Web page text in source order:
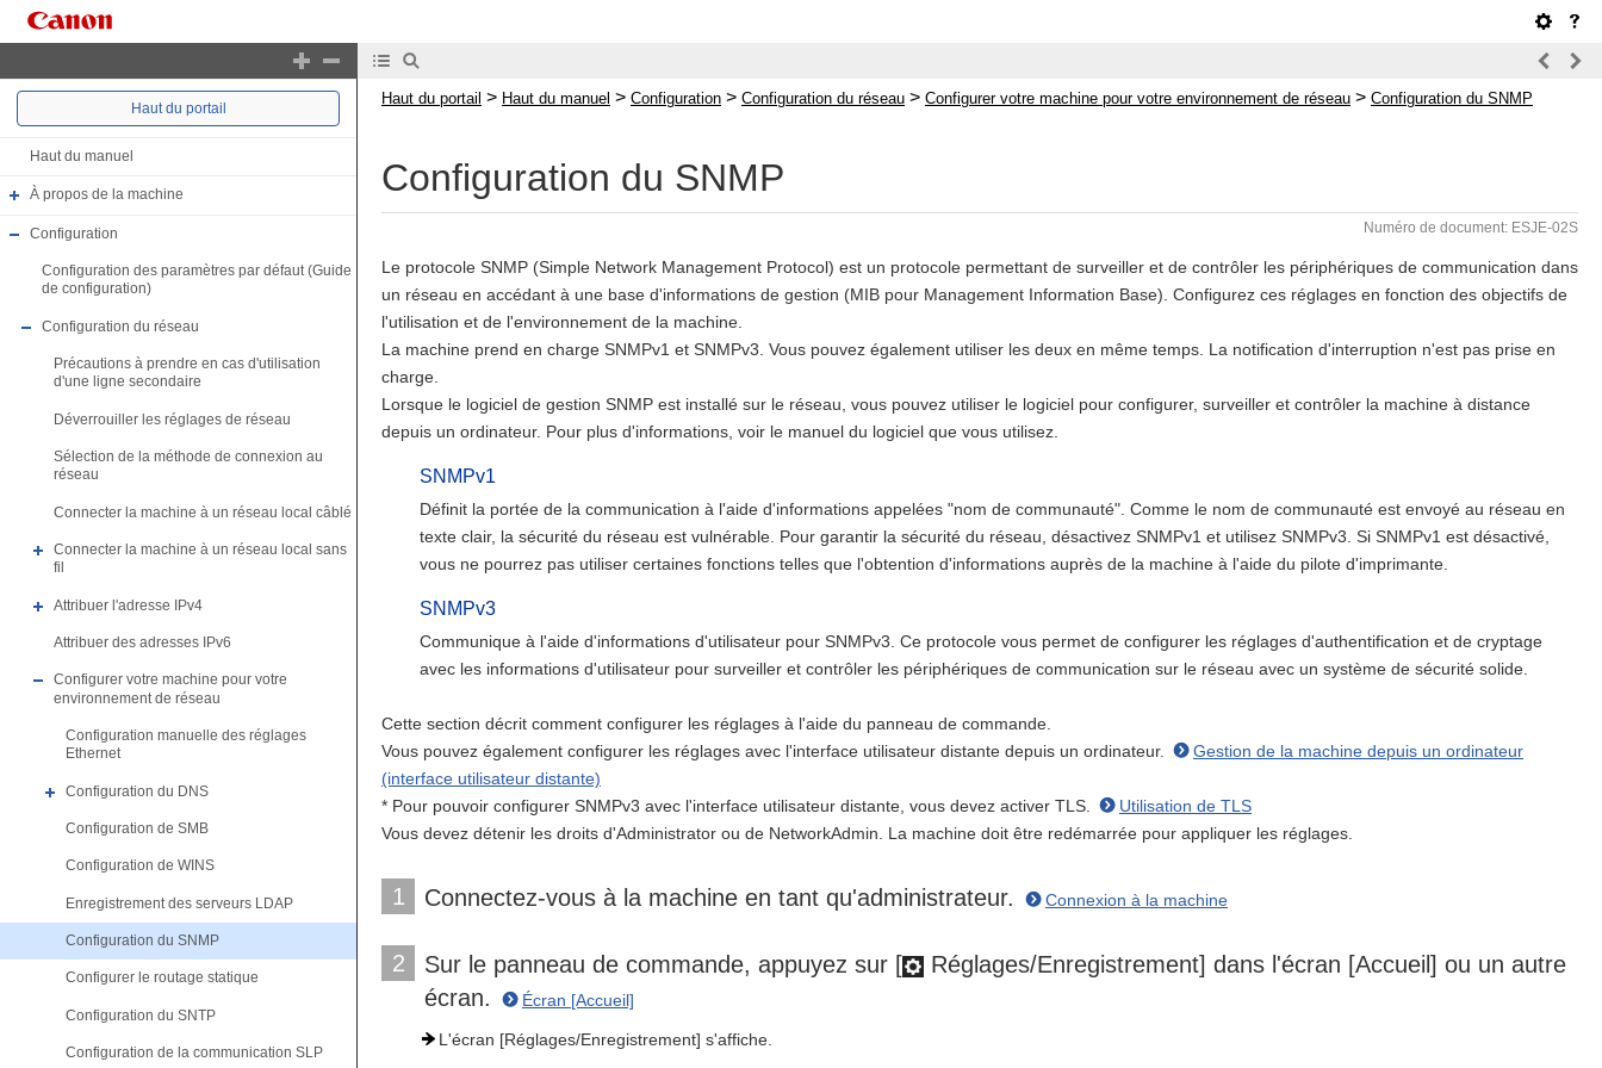
Haut du portail
Haut du manuel
À propos de la machine
Configuration
Configuration des paramètres par défaut (Guide
de configuration)
Configuration du réseau
Précautions à prendre en cas d'utilisation
d'une ligne secondaire
Déverrouiller les réglages de réseau
Sélection de la méthode de connexion au
réseau
Connecter la machine à un réseau local câblé
Connecter la machine à un réseau local sans
fil
Attribuer l'adresse IPv4
Attribuer des adresses IPv6
Configurer votre machine pour votre
environnement de réseau
Configuration manuelle des réglages
Ethernet
Configuration du DNS
Configuration de SMB
Configuration de WINS
Enregistrement des serveurs LDAP
Configuration du SNMP
Configurer le routage statique
Configuration du SNTP
Configuration de la communication SLP
Haut du portail > Haut du manuel > Configuration > Configuration du réseau > Configurer votre machine pour votre environnement de réseau > Configuration du SNMP
Configuration du SNMP
Numéro de document: ESJE-02S
Le protocole SNMP (Simple Network Management Protocol) est un protocole permettant de surveiller et de contrôler les périphériques de communication dans
un réseau en accédant à une base d'informations de gestion (MIB pour Management Information Base). Configurez ces réglages en fonction des objectifs de
l'utilisation et de l'environnement de la machine.
La machine prend en charge SNMPv1 et SNMPv3. Vous pouvez également utiliser les deux en même temps. La notification d'interruption n'est pas prise en
charge.
Lorsque le logiciel de gestion SNMP est installé sur le réseau, vous pouvez utiliser le logiciel pour configurer, surveiller et contrôler la machine à distance
depuis un ordinateur. Pour plus d'informations, voir le manuel du logiciel que vous utilisez.
SNMPv1
Définit la portée de la communication à l'aide d'informations appelées "nom de communauté". Comme le nom de communauté est envoyé au réseau en
texte clair, la sécurité du réseau est vulnérable. Pour garantir la sécurité du réseau, désactivez SNMPv1 et utilisez SNMPv3. Si SNMPv1 est désactivé,
vous ne pourrez pas utiliser certaines fonctions telles que l'obtention d'informations auprès de la machine à l'aide du pilote d'imprimante.
SNMPv3
Communique à l'aide d'informations d'utilisateur pour SNMPv3. Ce protocole vous permet de configurer les réglages d'authentification et de cryptage
avec les informations d'utilisateur pour surveiller et contrôler les périphériques de communication sur le réseau avec un système de sécurité solide.
Cette section décrit comment configurer les réglages à l'aide du panneau de commande.
Vous pouvez également configurer les réglages avec l'interface utilisateur distante depuis un ordinateur.
Gestion de la machine depuis un ordinateur
(interface utilisateur distante)
* Pour pouvoir configurer SNMPv3 avec l'interface utilisateur distante, vous devez activer TLS.
Utilisation de TLS
Vous devez détenir les droits d'Administrator ou de NetworkAdmin. La machine doit être redémarrée pour appliquer les réglages.
1 Connectez-vous à la machine en tant qu'administrateur. Connexion à la machine
2 Sur le panneau de commande, appuyez sur [
Réglages/Enregistrement] dans l'écran [Accueil] ou un autre
écran.
Écran [Accueil]
L'écran [Réglages/Enregistrement] s'affiche.